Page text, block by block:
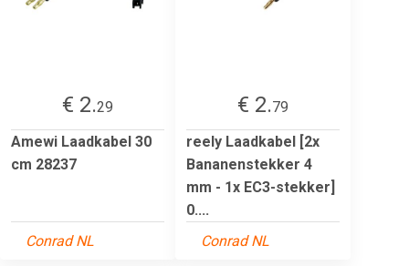
€ 2.29
Amewi Laadkabel 30
cm 28237
Conrad NL
€ 2.79
reely Laadkabel [2x
Bananenstekker 4
mm - 1x EC3-stekker]
0....
Conrad NL